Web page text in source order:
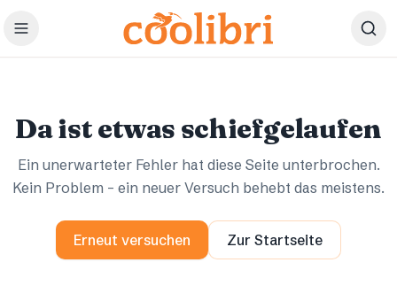
Zum Hauptinhalt springen
Da ist etwas schiefgelaufen
Ein unerwarteter Fehler hat diese Seite unterbrochen.
Kein Problem – ein neuer Versuch behebt das meistens.
Erneut versuchen Zur Startseite